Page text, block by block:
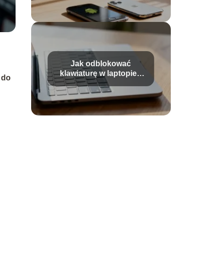
do
Jak odblokować
klawiaturę w laptopie?
Sprawdzone sposoby